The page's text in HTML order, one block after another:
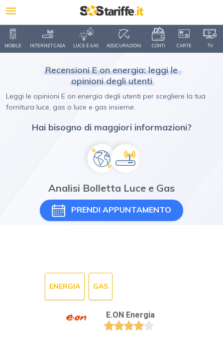
MOBILE INTERNET CASA LUCE E GAS ASSICURAZIONI CONTI CARTE TV
Recensioni E on energia: leggi le
opinioni degli utenti
Leggi le opinioni E on energia degli utenti per scegliere la tua
fornitura luce, gas o luce e gas insieme.
Hai bisogno di maggiori informazioni?
Analisi Bolletta Luce e Gas
PRENDI APPUNTAMENTO
ENERGIA GAS
E.ON Energia